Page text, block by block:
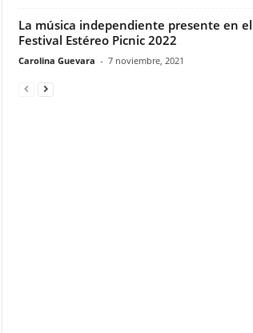
La música independiente presente en el
Festival Estéreo Picnic 2022
Carolina Guevara - 7 noviembre, 2021